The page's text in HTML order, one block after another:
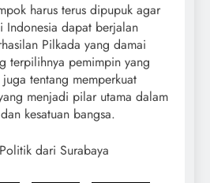
harus terus dipupuk agar
Indonesia dapat berjalan
Pilkada yang damai
terpilihnya pemimpin yang
tentang memperkuat
menjadi pilar utama dalam
kesatuan bangsa.
dari Surabaya